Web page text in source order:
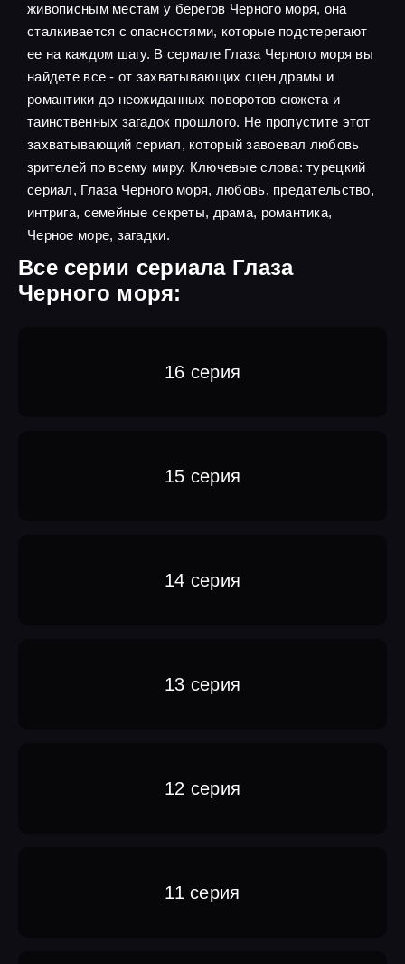
живописным местам у берегов Черного моря, она
сталкивается с опасностями, которые подстерегают
ее на каждом шагу. В сериале Глаза Черного моря вы
найдете все - от захватывающих сцен драмы и
романтики до неожиданных поворотов сюжета и
таинственных загадок прошлого. Не пропустите этот
захватывающий сериал, который завоевал любовь
зрителей по всему миру. Ключевые слова: турецкий
сериал, Глаза Черного моря, любовь, предательство,
интрига, семейные секреты, драма, романтика,
Черное море, загадки.
Все серии сериала Глаза
Черного моря:
16 серия
15 серия
14 серия
13 серия
12 серия
11 серия